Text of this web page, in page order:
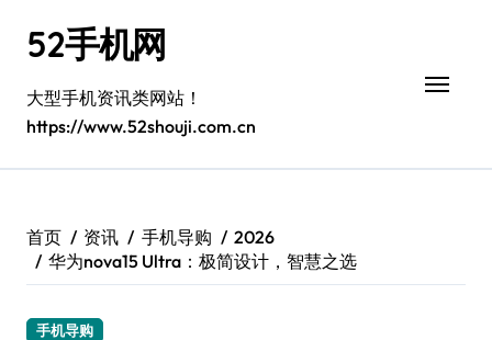
52手机网
大型手机资讯类网站！
https://www.52shouji.com.cn
首页 资讯 手机导购
2026
华为nova15 Ultra：极简设计，智慧之选
手机导购